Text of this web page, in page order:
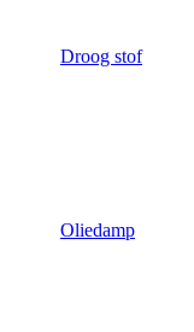
Droog stof
Oliedamp